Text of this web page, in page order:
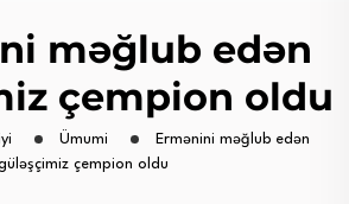
məğlub edən
çempion oldu
Ümumi
Ermənini məğlub edən
çempion oldu